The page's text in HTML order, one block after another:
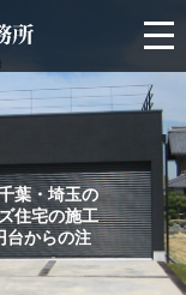
葉・埼玉の
住宅の施工
台からの注